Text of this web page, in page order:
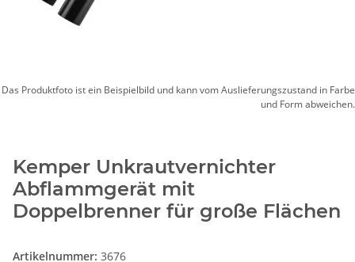
Das Produktfoto ist ein Beispielbild und kann vom Auslieferungszustand in Farbe
und Form abweichen.
Kemper Unkrautvernichter
Abflammgerät mit
Doppelbrenner für große Flächen
Artikelnummer: 3676